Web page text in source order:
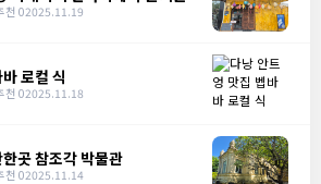
천 02025.11.19
로컬 식
천 02025.11.18
곳 참조각 박물관
천 02025.11.14